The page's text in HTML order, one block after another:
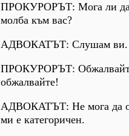
ПРОКУРОРЪТ: Мога ли да
молба към вас?
АДВОКАТЪТ: Слушам ви.
ПРОКУРОРЪТ:
обжалвайте!
АДВОКАТЪТ: Не мога да
ми е категоричен.